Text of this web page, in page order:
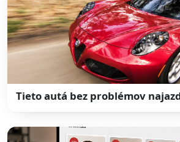
Tieto autá bez problémov